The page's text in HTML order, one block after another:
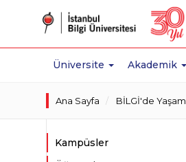
Üniversite Akademik
Ana Sayfa BİLGİ'de Yaşam
Kampüsler